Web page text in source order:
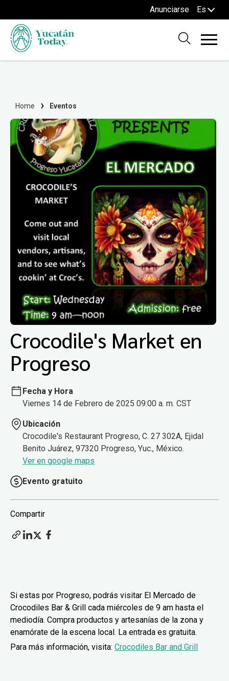
Anunciarse Es
Home Eventos
Crocodile's Market en
Progreso
Fecha y Hora
Viernes 14 de Febrero de 2025 09:00 a. m. CST
Ubicación
Crocodile's Restaurant Progreso, C. 27 302A, Ejidal
Benito Juárez, 97320 Progreso, Yuc., México.
Ver en google maps
Evento gratuito
Compartir
Si estas por Progreso, podrás visitar El Mercado de
Crocodiles Bar & Grill cada miércoles de 9 am hasta el
mediodía. Compra productos y artesanías de la zona y
enamórate de la escena local. La entrada es gratuita.
Para más información, visita: Crocodiles Bar and Grill